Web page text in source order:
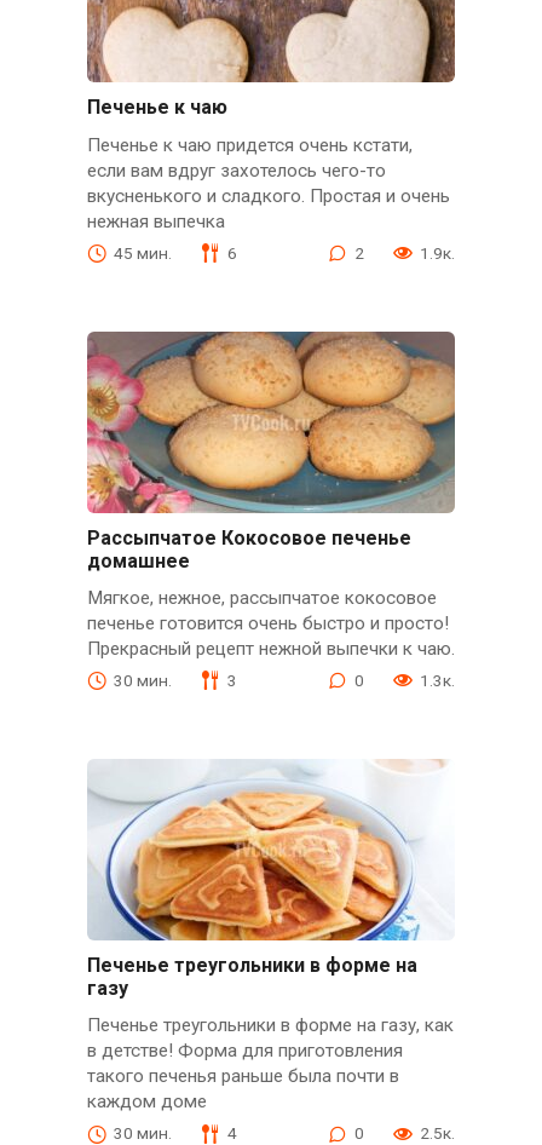
Печенье к чаю
Печенье к чаю придется очень кстати,
если вам вдруг захотелось чего-то
вкусненького и сладкого. Простая и очень
нежная выпечка
45 мин. 6 2 1.9к.
Рассыпчатое Кокосовое печенье
домашнее
Мягкое, нежное, рассыпчатое кокосовое
печенье готовится очень быстро и просто!
Прекрасный рецепт нежной выпечки к чаю.
30 мин. 3 0 1.3к.
Печенье треугольники в форме на
газу
Печенье треугольники в форме на газу, как
в детстве! Форма для приготовления
такого печенья раньше была почти в
каждом доме
30 мин. 4 0 2.5к.